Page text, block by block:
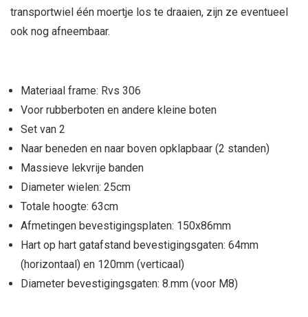
transportwiel één moertje los te draaien, zijn ze eventueel
ook nog afneembaar.
Materiaal frame: Rvs 306
Voor rubberboten en andere kleine boten
Set van 2
Naar beneden en naar boven opklapbaar (2 standen)
Massieve lekvrije banden
Diameter wielen: 25cm
Totale hoogte: 63cm
Afmetingen bevestigingsplaten: 150x86mm
Hart op hart gatafstand bevestigingsgaten: 64mm
(horizontaal) en 120mm (verticaal)
Diameter bevestigingsgaten: 8.mm (voor M8)